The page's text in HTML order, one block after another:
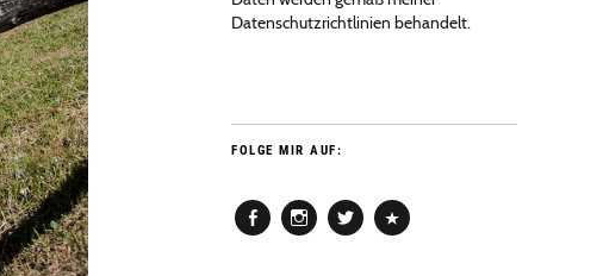
Datenschutzrichtlinien behandelt.
FOLGE MIR AUF: